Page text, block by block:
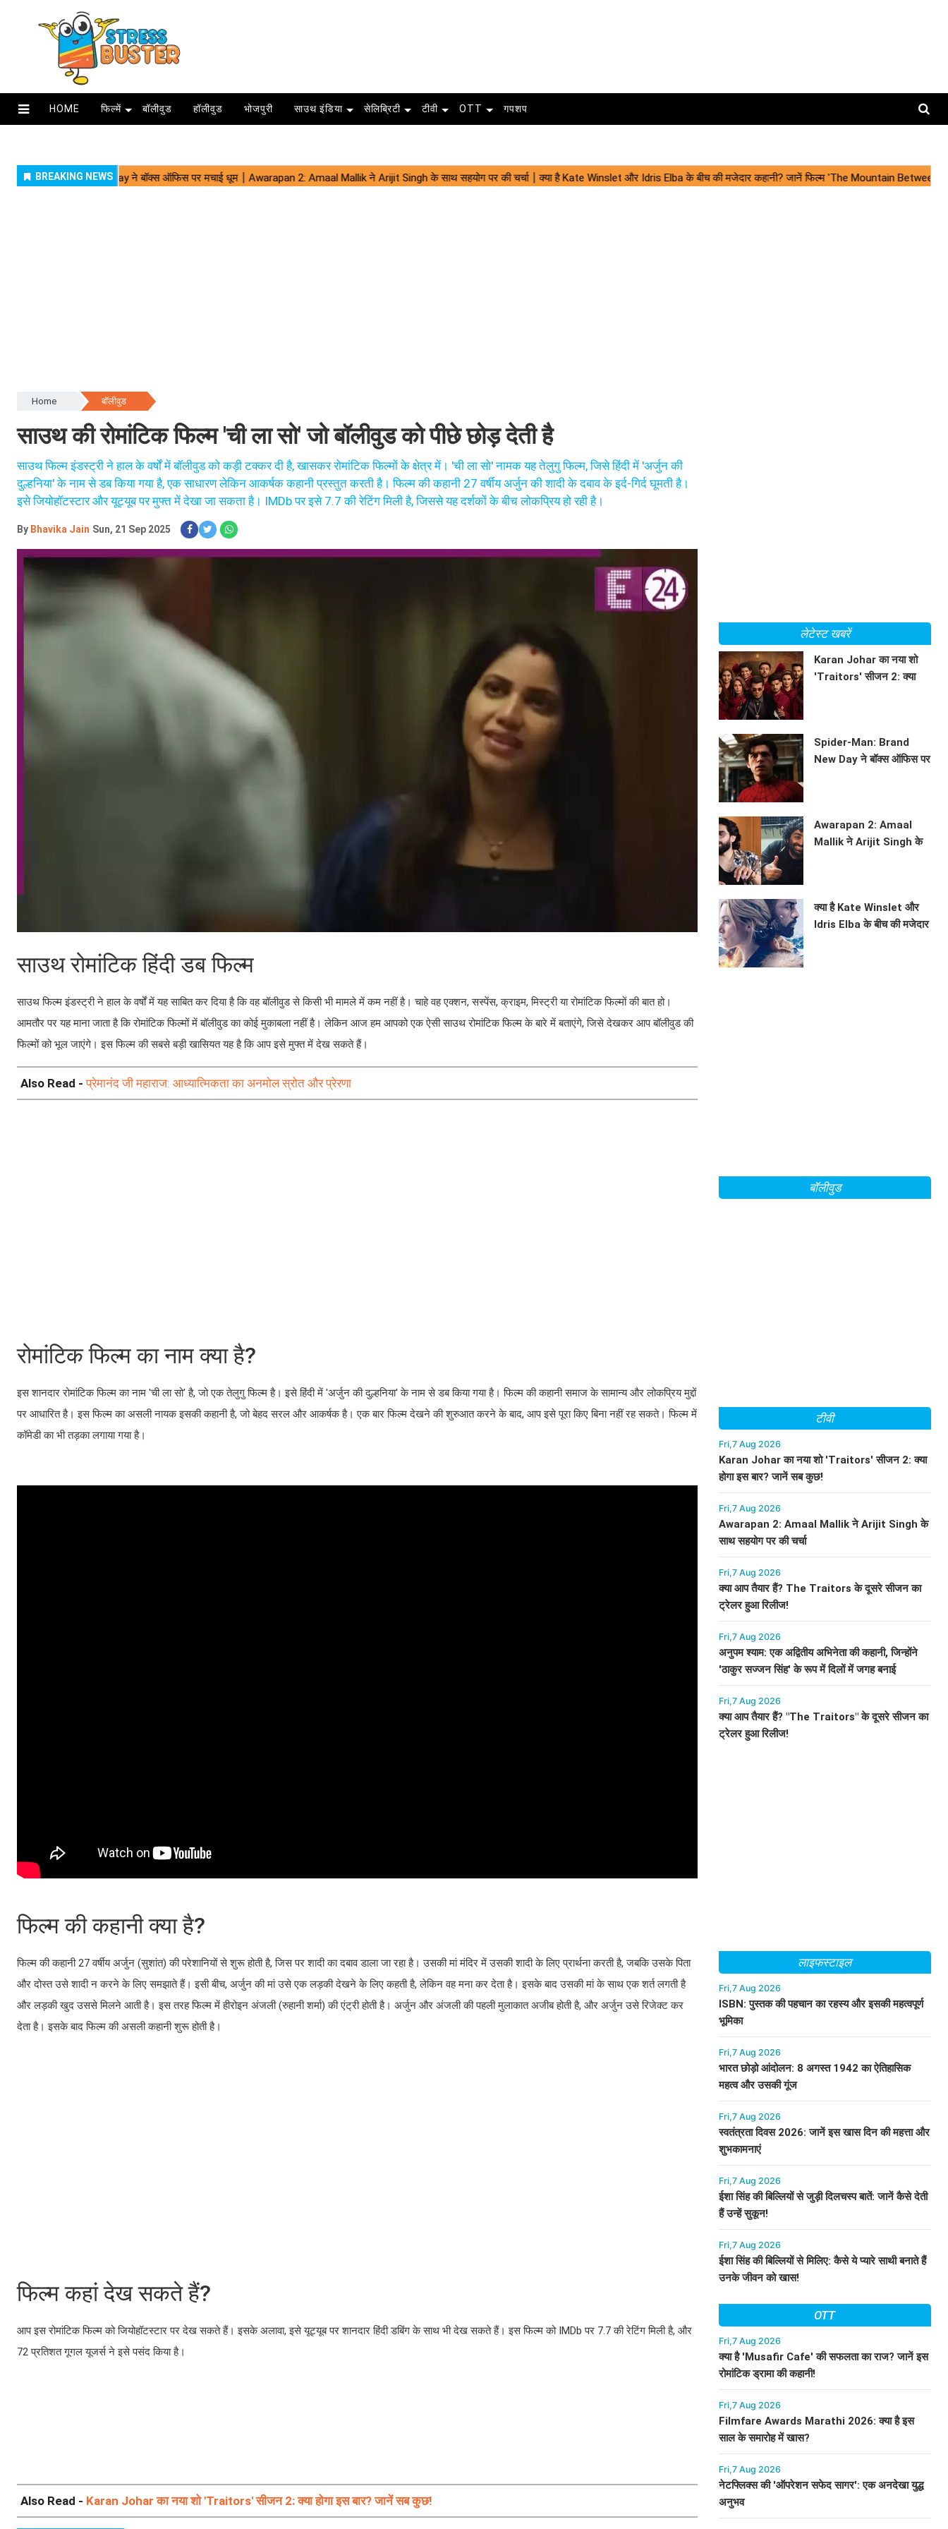
HOME फिल्में बॉलीवुड हॉलीवुड भोजपुरी साउथ इंडिया सेलिब्रिटी टीवी OTT गपशप
Home बॉलीवुड
साउथ की रोमांटिक फिल्म 'ची ला सो' जो बॉलीवुड को पीछे छोड़ देती है
साउथ फिल्म इंडस्ट्री ने हाल के वर्षों में बॉलीवुड को कड़ी टक्कर दी है, खासकर रोमांटिक फिल्मों के क्षेत्र में। 'ची ला सो' नामक यह तेलुगु फिल्म, जिसे हिंदी में 'अर्जुन की
दुल्हनिया' के नाम से डब किया गया है, एक साधारण लेकिन आकर्षक कहानी प्रस्तुत करती है। फिल्म की कहानी 27 वर्षीय अर्जुन की शादी के दबाव के इर्द-गिर्द घूमती है।
इसे जियोहॉटस्टार और यूट्यूब पर मुफ्त में देखा जा सकता है। IMDb पर इसे 7.7 की रेटिंग मिली है, जिससे यह दर्शकों के बीच लोकप्रिय हो रही है।
By Bhavika Jain Sun, 21 Sep 2025
साउथ रोमांटिक हिंदी डब फिल्म
साउथ फिल्म इंडस्ट्री ने हाल के वर्षों में यह साबित कर दिया है कि वह बॉलीवुड से किसी भी मामले में कम नहीं है। चाहे वह एक्शन, सस्पेंस, क्राइम, मिस्ट्री या रोमांटिक फिल्मों की बात हो।
आमतौर पर यह माना जाता है कि रोमांटिक फिल्मों में बॉलीवुड का कोई मुकाबला नहीं है। लेकिन आज हम आपको एक ऐसी साउथ रोमांटिक फिल्म के बारे में बताएंगे, जिसे देखकर आप बॉलीवुड की
फिल्मों को भूल जाएंगे। इस फिल्म की सबसे बड़ी खासियत यह है कि आप इसे मुफ्त में देख सकते हैं।
Also Read -प्रेमानंद जी महाराज: आध्यात्मिकता का अनमोल स्रोत और प्रेरणा
रोमांटिक फिल्म का नाम क्या है?
इस शानदार रोमांटिक फिल्म का नाम 'ची ला सो' है, जो एक तेलुगु फिल्म है। इसे हिंदी में 'अर्जुन की दुल्हनिया' के नाम से डब किया गया है। फिल्म की कहानी समाज के सामान्य और लोकप्रिय मुद्दों
पर आधारित है। इस फिल्म का असली नायक इसकी कहानी है, जो बेहद सरल और आकर्षक है। एक बार फिल्म देखने की शुरुआत करने के बाद, आप इसे पूरा किए बिना नहीं रह सकते। फिल्म में
कॉमेडी का भी तड़का लगाया गया है।
फिल्म की कहानी क्या है?
फिल्म की कहानी 27 वर्षीय अर्जुन (सुशांत) की परेशानियों से शुरू होती है, जिस पर शादी का दबाव डाला जा रहा है। उसकी मां मंदिर में उसकी शादी के लिए प्रार्थना करती है, जबकि उसके पिता
और दोस्त उसे शादी न करने के लिए समझाते हैं। इसी बीच, अर्जुन की मां उसे एक लड़की देखने के लिए कहती है, लेकिन वह मना कर देता है। इसके बाद उसकी मां के साथ एक शर्त लगती है
और लड़की खुद उससे मिलने आती है। इस तरह फिल्म में हीरोइन अंजली (रुहानी शर्मा) की एंट्री होती है। अर्जुन और अंजली की पहली मुलाकात अजीब होती है, और अर्जुन उसे रिजेक्ट कर
देता है। इसके बाद फिल्म की असली कहानी शुरू होती है।
फिल्म कहां देख सकते हैं?
आप इस रोमांटिक फिल्म को जियोहॉटस्टार पर देख सकते हैं। इसके अलावा, इसे यूट्यूब पर शानदार हिंदी डबिंग के साथ भी देख सकते हैं। इस फिल्म को IMDb पर 7.7 की रेटिंग मिली है, और
72 प्रतिशत गूगल यूजर्स ने इसे पसंद किया है।
Also Read - Karan Johar का नया शो 'Traitors' सीजन 2: क्या होगा इस बार? जानें सब कुछ!
लेटेस्ट खबरें
Karan Johar का नया शो
'Traitors' सीजन 2: क्या
Spider-Man: Brand
New Day ने बॉक्स ऑफिस पर
Awarapan 2: Amaal
Mallik ने Arijit Singh के
क्या है Kate Winslet और
Idris Elba के बीच की मजेदार
बॉलीवुड
टीवी
Fri,7 Aug 2026
Karan Johar का नया शो 'Traitors' सीजन 2: क्या
होगा इस बार? जानें सब कुछ!
Fri,7 Aug 2026
Awarapan 2: Amaal Mallik ने Arijit Singh के
साथ सहयोग पर की चर्चा
Fri,7 Aug 2026
क्या आप तैयार हैं? The Traitors के दूसरे सीजन का
ट्रेलर हुआ रिलीज!
Fri,7 Aug 2026
अनुपम श्याम: एक अद्वितीय अभिनेता की कहानी, जिन्होंने
'ठाकुर सज्जन सिंह' के रूप में दिलों में जगह बनाई
Fri,7 Aug 2026
क्या आप तैयार हैं? "The Traitors" के दूसरे सीजन का
ट्रेलर हुआ रिलीज!
लाइफस्टाइल
Fri,7 Aug 2026
ISBN: पुस्तक की पहचान का रहस्य और इसकी महत्वपूर्ण
भूमिका
Fri,7 Aug 2026
भारत छोड़ो आंदोलन: 8 अगस्त 1942 का ऐतिहासिक
महत्व और उसकी गूंज
Fri,7 Aug 2026
स्वतंत्रता दिवस 2026: जानें इस खास दिन की महत्ता और
शुभकामनाएं
Fri,7 Aug 2026
ईशा सिंह की बिल्लियों से जुड़ी दिलचस्प बातें: जानें कैसे देती
हैं उन्हें सुकून!
Fri,7 Aug 2026
ईशा सिंह की बिल्लियों से मिलिए: कैसे ये प्यारे साथी बनाते हैं
उनके जीवन को खास!
OTT
Fri,7 Aug 2026
क्या है 'Musafir Cafe' की सफलता का राज? जानें इस
रोमांटिक ड्रामा की कहानी!
Fri,7 Aug 2026
Filmfare Awards Marathi 2026: क्या है इस
साल के समारोह में खास?
Fri,7 Aug 2026
नेटफ्लिक्स की 'ऑपरेशन सफेद सागर': एक अनदेखा युद्ध
अनुभव